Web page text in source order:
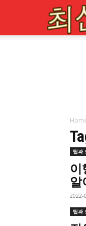
팁과
이
알
2022-
팁과